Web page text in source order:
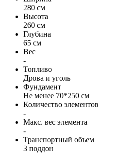
280 см
Высота
260 см
Глубина
65 см
Вес
-
Топливо
Дрова и уголь
Фундамент
Не менее 70*250 см
Количество элементов
-
Макс. вес элемента
-
Транспортный объем
3 поддон